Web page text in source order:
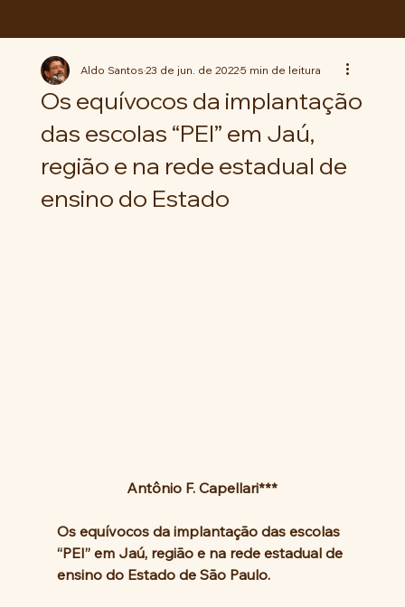
Os equívocos da implantação
das escolas “PEI” em Jaú,
região e na rede estadual de
ensino do Estado
Aldo Santos23 de jun. de 20225 min de leitura
Antônio F. Capellari***
Os equívocos da implantação das escolas
“PEI” em Jaú, região e na rede estadual de
ensino do Estado de São Paulo.